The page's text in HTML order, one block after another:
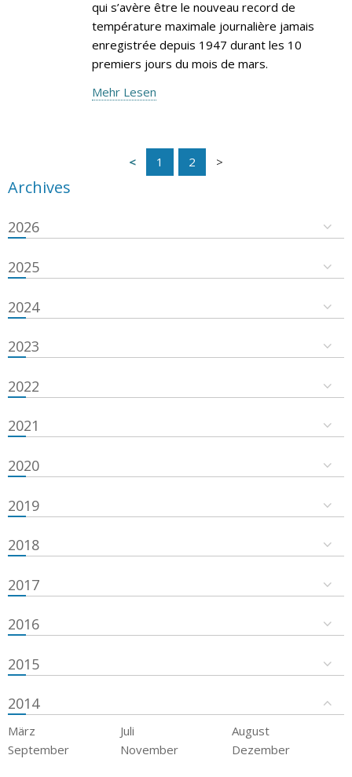
qui s’avère être le nouveau record de
température maximale journalière jamais
enregistrée depuis 1947 durant les 10
premiers jours du mois de mars.
Mehr Lesen
1 2
Archives
2026
2025
2024
2023
2022
2021
2020
2019
2018
2017
2016
2015
2014
März Juli
August
September
November Dezember